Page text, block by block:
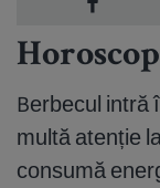
Berbecul intră
multă atenție
consumă